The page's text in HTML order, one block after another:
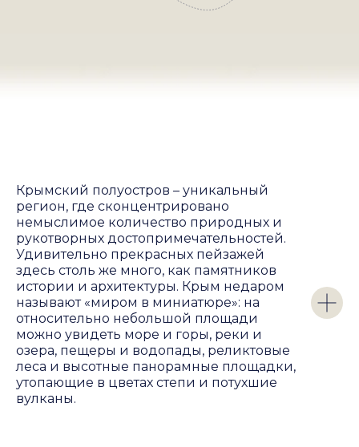
Крымский полуостров – уникальный
регион, где сконцентрировано
немыслимое количество природных и
рукотворных достопримечательностей.
Удивительно прекрасных пейзажей
здесь столь же много, как памятников
истории и архитектуры. Крым недаром
называют «миром в миниатюре»: на
относительно небольшой площади
можно увидеть море и горы, реки и
озера, пещеры и водопады, реликтовые
леса и высотные панорамные площадки,
утопающие в цветах степи и потухшие
вулканы.